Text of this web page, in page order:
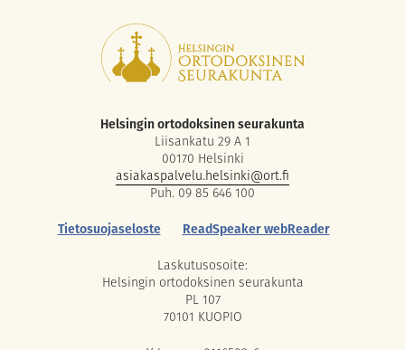
Helsingin ortodoksinen seurakunta
Liisankatu 29 A 1
00170 Helsinki
asiakaspalvelu.helsinki@ort.fi
Puh. 09 85 646 100
Tietosuojaseloste
ReadSpeaker webReader
Laskutusosoite:
Helsingin ortodoksinen seurakunta
PL 107
70101 KUOPIO